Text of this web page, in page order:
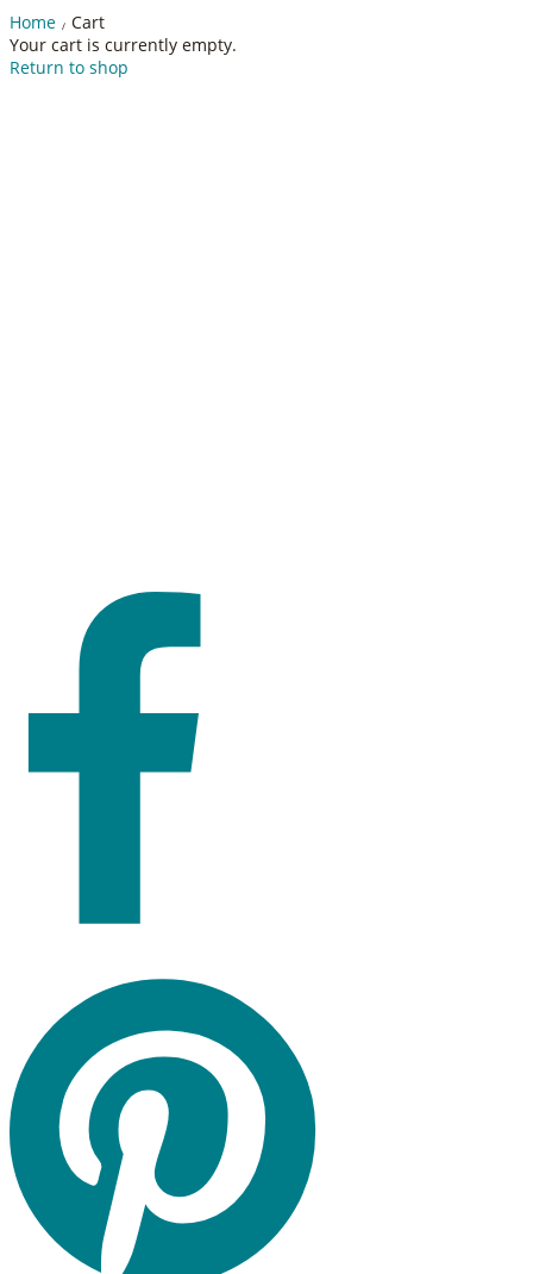
Home / Cart
Your cart is currently empty.
Return to shop